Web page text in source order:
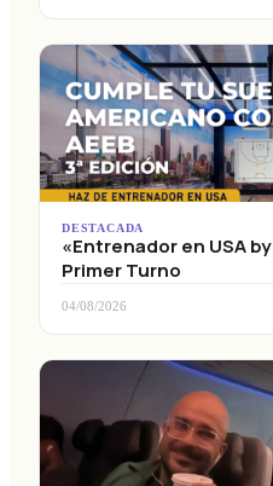
DESTACADA
«Entrenador en USA
Primer Turno
04/08/2026